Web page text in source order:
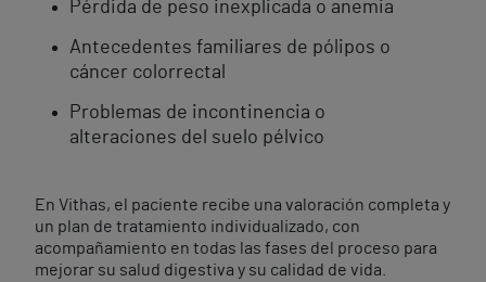
Pérdida de peso inexplicada o anemia
Antecedentes familiares de pólipos o
cáncer colorrectal
Problemas de incontinencia o
alteraciones del suelo pélvico
En Vithas, el paciente recibe una valoración completa y
un plan de tratamiento individualizado, con
acompañamiento en todas las fases del proceso para
mejorar su salud digestiva y su calidad de vida.